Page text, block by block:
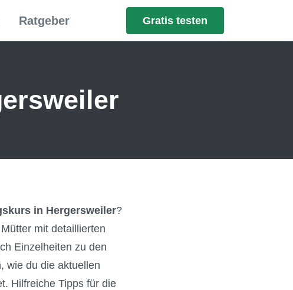
Ratgeber Gratis testen
in Hergersweiler?
mit detaillierten
Einzelheiten zu den
wie du die aktuellen
Hilfreiche Tipps für die